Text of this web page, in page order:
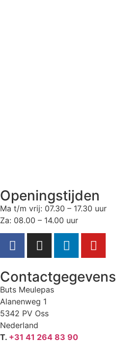
Openingstijden
Ma t/m vrij: 07.30 – 17.30 uur
Za: 08.00 – 14.00 uur
Contactgegevens
Buts Meulepas
Alanenweg 1
5342 PV Oss
Nederland
T. +31 41 264 83 90